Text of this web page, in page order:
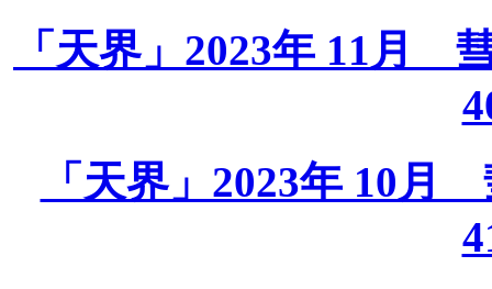
「天界」2023年 11月
「天界」2023年 10